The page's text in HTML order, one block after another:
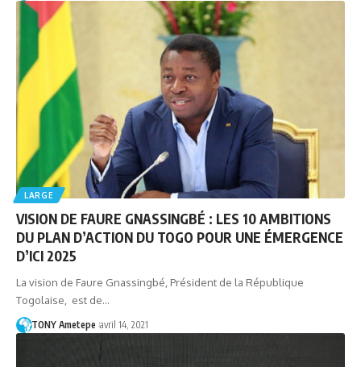
LARGE
VISION DE FAURE GNASSINGBÉ : LES 10 AMBITIONS
DU PLAN D’ACTION DU TOGO POUR UNE ÉMERGENCE
D’ICI 2025
La vision de Faure Gnassingbé, Président de la République
Togolaise, est de…
TONY Ametepe avril 14, 2021